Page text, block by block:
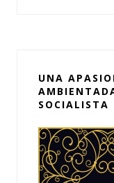
UNA
SOCIALISTA